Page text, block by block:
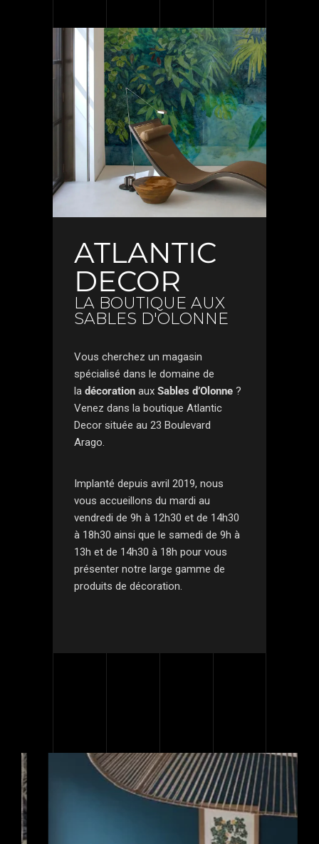
ATLANTIC
DECOR
LA BOUTIQUE AUX
SABLES D'OLONNE
Vous cherchez un magasin
spécialisé dans le domaine de
la décoration aux Sables d’Olonne ?
Venez dans la boutique Atlantic
Decor située au 23 Boulevard
Arago.
Implanté depuis avril 2019, nous
vous accueillons du mardi au
vendredi de 9h à 12h30 et de 14h30
à 18h30 ainsi que le samedi de 9h à
13h et de 14h30 à 18h pour vous
présenter notre large gamme de
produits de décoration.